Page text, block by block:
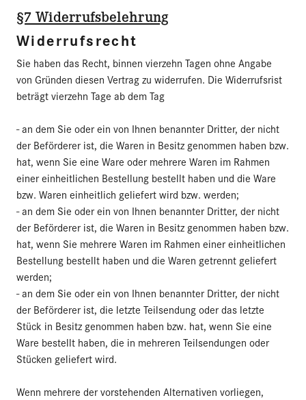
§7 Widerrufsbelehrung
Widerrufsrecht
Sie haben das Recht, binnen vierzehn Tagen ohne Angabe
von Gründen diesen Vertrag zu widerrufen. Die Widerrufsrist
beträgt vierzehn Tage ab dem Tag
- an dem Sie oder ein von Ihnen benannter Dritter, der nicht
der Beförderer ist, die Waren in Besitz genommen haben bzw.
hat, wenn Sie eine Ware oder mehrere Waren im Rahmen
einer einheitlichen Bestellung bestellt haben und die Ware
bzw. Waren einheitlich geliefert wird bzw. werden;
- an dem Sie oder ein von Ihnen benannter Dritter, der nicht
der Beförderer ist, die Waren in Besitz genommen haben bzw.
hat, wenn Sie mehrere Waren im Rahmen einer einheitlichen
Bestellung bestellt haben und die Waren getrennt geliefert
werden;
- an dem Sie oder ein von Ihnen benannter Dritter, der nicht
der Beförderer ist, die letzte Teilsendung oder das letzte
Stück in Besitz genommen haben bzw. hat, wenn Sie eine
Ware bestellt haben, die in mehreren Teilsendungen oder
Stücken geliefert wird.
Wenn mehrere der vorstehenden Alternativen vorliegen,